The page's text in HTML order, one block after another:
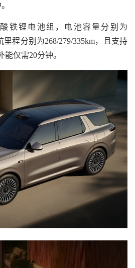
锂电池组，电池容量分别为
里程分别为268/279/335km，且支持
能仅需20分钟。